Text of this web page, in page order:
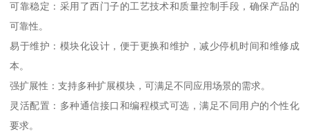
可靠稳定：采用了西门子的工艺技术和质量控制手段，确保产品的
可靠性。
易于维护：模块化设计，便于更换和维护，减少停机时间和维修成
本。
强扩展性：支持多种扩展模块，可满足不同应用场景的需求。
灵活配置：多种通信接口和编程模式可选，满足不同用户的个性化
要求。